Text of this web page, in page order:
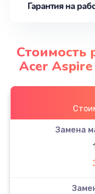
Гарантия на
Стоимость
Acer
Замена